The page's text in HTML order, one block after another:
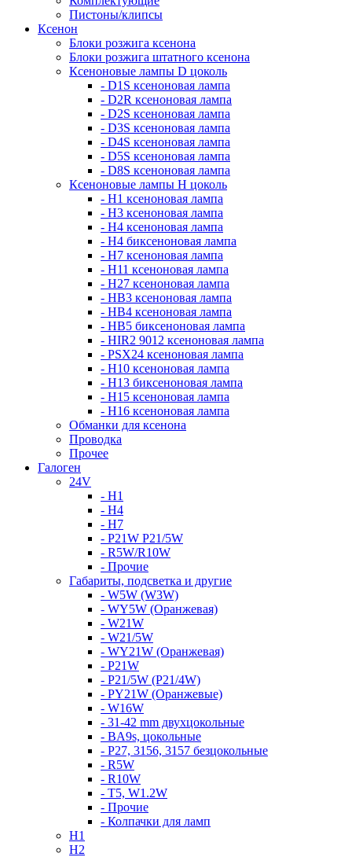
Пистоны/клипсы
Ксенон
Блоки розжига ксенона
Блоки розжига штатного ксенона
Ксеноновые лампы D цоколь
- D1S ксеноновая лампа
- D2R ксеноновая лампа
- D2S ксеноновая лампа
- D3S ксеноновая лампа
- D4S ксеноновая лампа
- D5S ксеноновая лампа
- D8S ксеноновая лампа
Ксеноновые лампы Н цоколь
- H1 ксеноновая лампа
- H3 ксеноновая лампа
- H4 ксеноновая лампа
- H4 биксеноновая лампа
- H7 ксеноновая лампа
- H11 ксеноновая лампа
- H27 ксеноновая лампа
- HB3 ксеноновая лампа
- HB4 ксеноновая лампа
- HB5 биксеноновая лампа
- HIR2 9012 ксеноновая лампа
- PSX24 ксеноновая лампа
- H10 ксеноновая лампа
- H13 биксеноновая лампа
- H15 ксеноновая лампа
- H16 ксеноновая лампа
Обманки для ксенона
Проводка
Прочее
Галоген
24V
- H1
- H4
- H7
- P21W P21/5W
- R5W/R10W
- Прочие
Габариты, подсветка и другие
- W5W (W3W)
- WY5W (Оранжевая)
- W21W
- W21/5W
- WY21W (Оранжевая)
- P21W
- P21/5W (P21/4W)
- PY21W (Оранжевые)
- W16W
- 31-42 mm двухцокольные
- BA9s, цокольные
- P27, 3156, 3157 безцокольные
- R5W
- R10W
- T5, W1.2W
- Прочие
- Колпачки для ламп
H1
H2